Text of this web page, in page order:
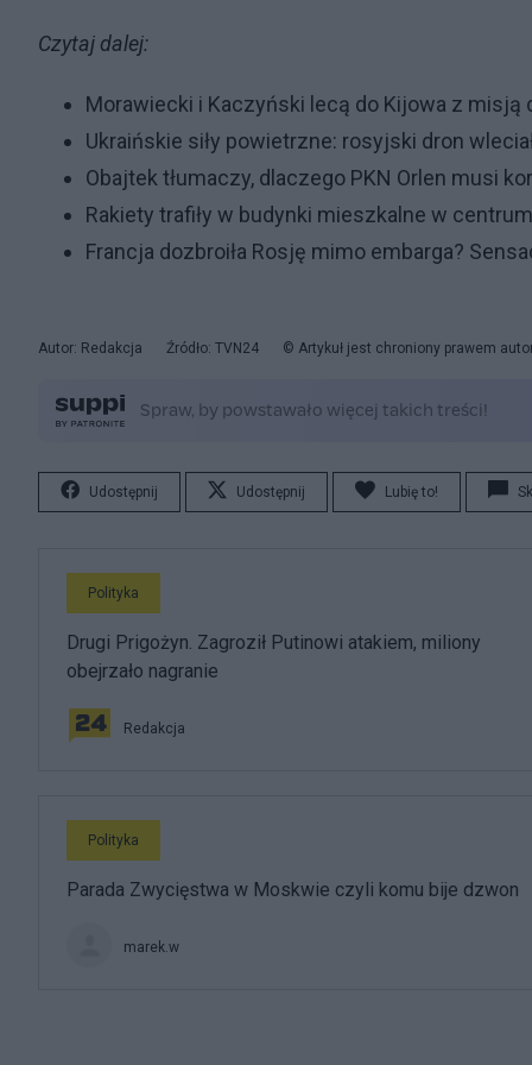
Czytaj dalej:
Morawiecki i Kaczyński lecą do Kijowa z misją
Ukraińskie siły powietrzne: rosyjski dron
Obajtek tłumaczy, dlaczego PKN Orlen musi
Rakiety trafiły w budynki mieszkalne w
Francja dozbroiła Rosję mimo embarga?
Autor: Redakcja Źródło: TVN24 © Artykuł jest chroniony prawem
Udostępnij Udostępnij Lubię to!
Polityka
Drugi Prigożyn. Zagroził Putinowi atakiem, miliony
obejrzało nagranie
Redakcja
Polityka
Parada Zwycięstwa w Moskwie czyli komu bije dzwon
marek.w